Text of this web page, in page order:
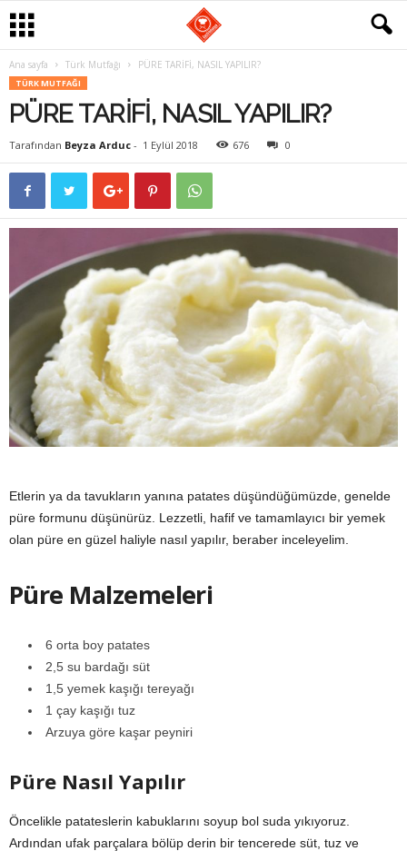
Ana sayfa Türk Mutfağı PÜRE TARİFİ, NASIL YAPILIR?
TÜRK MUTFAĞI
PÜRE TARİFİ, NASIL YAPILIR?
Tarafından Beyza Arduc - 1 Eylül 2018 676 0
Etlerin ya da tavukların yanına patates düşündüğümüzde, genelde
püre formunu düşünürüz. Lezzetli, hafif ve tamamlayıcı bir yemek
olan püre en güzel haliyle nasıl yapılır, beraber inceleyelim.
Püre Malzemeleri
6 orta boy patates
2,5 su bardağı süt
1,5 yemek kaşığı tereyağı
1 çay kaşığı tuz
Arzuya göre kaşar peyniri
Püre Nasıl Yapılır
Öncelikle patateslerin kabuklarını soyup bol suda yıkıyoruz.
Ardından ufak parçalara bölüp derin bir tencerede süt, tuz ve